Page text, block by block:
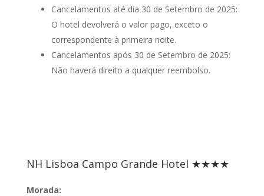
Cancelamentos até dia 30 de Setembro de 2025:
O hotel devolverá o valor pago, exceto o
correspondente à primeira noite.
Cancelamentos após 30 de Setembro de 2025:
Não haverá direito a qualquer reembolso.
NH Lisboa Campo Grande Hotel ★★★★
Morada: